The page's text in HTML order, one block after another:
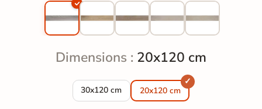
Dimensions : 20x120 cm
30x120 cm
Carrelage sol imitation parquet Maupiti tuia
20x120 cm